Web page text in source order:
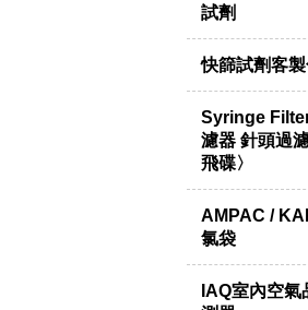
試劑
快篩試劑客
Syringe
濾器 針頭過
飛碟〉
AMPAC /
氯袋
IAQ室內空氣